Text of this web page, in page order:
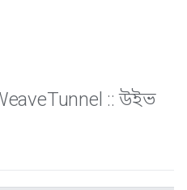
Tunnel :: উইভ